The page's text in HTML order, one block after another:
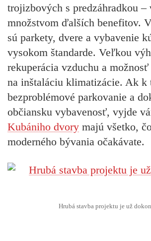
trojizbových s predzáhradkou –
množstvom ďalších benefitov.
sú parkety, dvere a vybavenie
vysokom štandarde. Veľkou
rekuperácia vzduchu a
na inštaláciu klimatizácie. Ak k
bezproblémové parkovanie a
občiansku vybavenosť, vyjde
Kubániho dvory majú všetko,
moderného bývania očakávate.
Hrubá stavba projektu je už